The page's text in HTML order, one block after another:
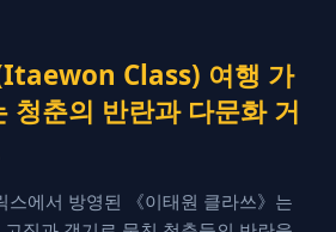
Class) 여행 가
청춘의 반란과 다문화 거
스에서 방영된 《이태원 클라쓰》는